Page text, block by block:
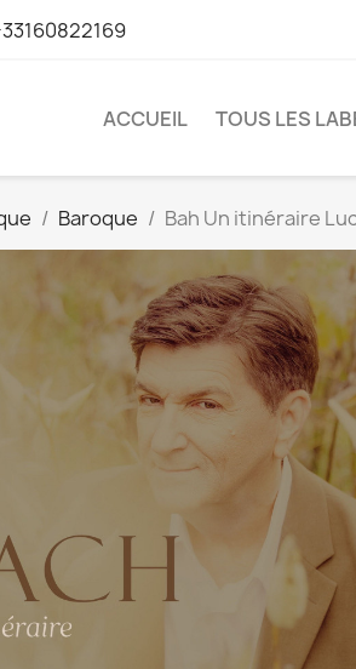
ACCUEIL TOUS LES
Baroque Bah Un itinéraire